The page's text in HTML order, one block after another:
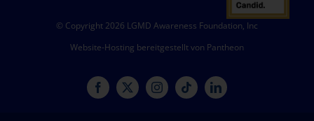
© Copyright 2026 LGMD Awareness Foundation, Inc
Website-Hosting bereitgestellt von Pantheon